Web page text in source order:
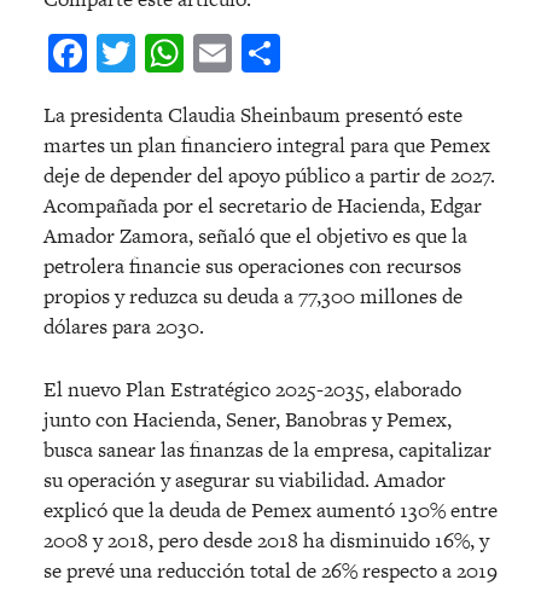
Facebook
Twitter
WhatsApp
Email
La presidenta Claudia Sheinbaum presentó este
martes un plan financiero integral para que Pemex
deje de depender del apoyo público a partir de 2027.
Acompañada por el secretario de Hacienda, Edgar
Amador Zamora, señaló que el objetivo es que la
petrolera financie sus operaciones con recursos
propios y reduzca su deuda a 77,300 millones de
dólares para 2030.
El nuevo Plan Estratégico 2025-2035, elaborado
junto con Hacienda, Sener, Banobras y Pemex,
busca sanear las finanzas de la empresa, capitalizar
su operación y asegurar su viabilidad. Amador
explicó que la deuda de Pemex aumentó 130% entre
2008 y 2018, pero desde 2018 ha disminuido 16%, y
se prevé una reducción total de 26% respecto a 2019